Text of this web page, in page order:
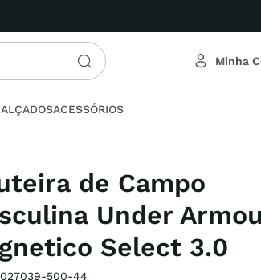
Ofertas Relâmpago!
ACESSÓRIOS
de Campo
Under
Select 3.0
500-44